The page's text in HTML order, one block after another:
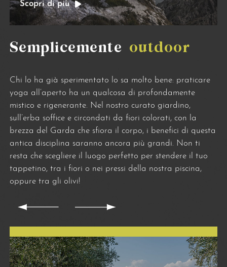
Scopri di più
Semplicemente outdoor
Chi lo ha già sperimentato lo sa molto bene: praticare
yoga all’aperto ha un qualcosa di profondamente
mistico e rigenerante. Nel nostro curato giardino,
sull’erba soffice e circondati da fiori colorati, con la
brezza del Garda che sfiora il corpo, i benefici di questa
antica disciplina saranno ancora più grandi. Non ti
resta che scegliere il luogo perfetto per stendere il tuo
tappetino, tra i fiori o nei pressi della nostra piscina,
oppure tra gli olivi!